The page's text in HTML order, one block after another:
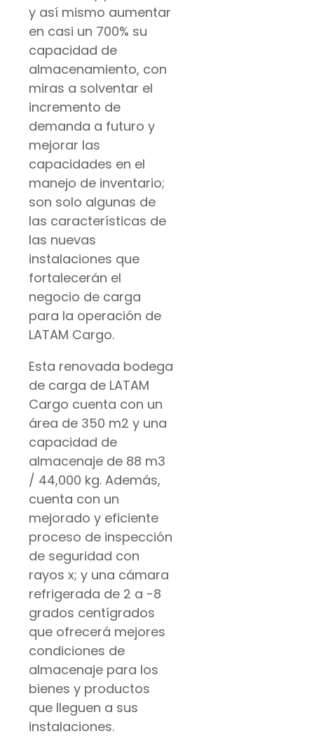
y así mismo aumentar
en casi un 700% su
capacidad de
almacenamiento, con
miras a solventar el
incremento de
demanda a futuro y
mejorar las
capacidades en el
manejo de inventario;
son solo algunas de
las características de
las nuevas
instalaciones que
fortalecerán el
negocio de carga
para la operación de
LATAM Cargo.
Esta renovada bodega
de carga de LATAM
Cargo cuenta con un
área de 350 m2 y una
capacidad de
almacenaje de 88 m3
/ 44,000 kg. Además,
cuenta con un
mejorado y eficiente
proceso de inspección
de seguridad con
rayos x; y una cámara
refrigerada de 2 a -8
grados centígrados
que ofrecerá mejores
condiciones de
almacenaje para los
bienes y productos
que lleguen a sus
instalaciones.